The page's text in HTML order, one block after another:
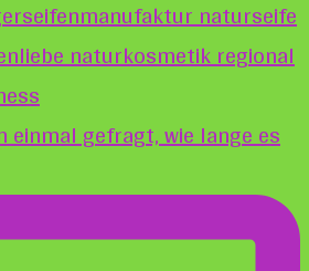
einmal gefragt, wie lange es